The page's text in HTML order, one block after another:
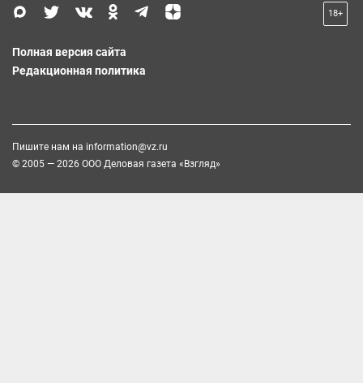
18+
Полная версия сайта
Редакционная политика
Пишите нам на information@vz.ru
© 2005 — 2026 ООО Деловая газета «Взгляд»